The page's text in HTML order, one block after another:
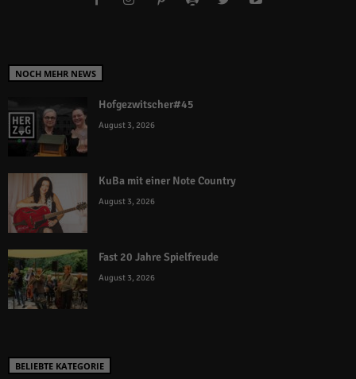
NOCH MEHR NEWS
Hofgezwitscher#45
August 3, 2026
KuBa mit einer Note Country
August 3, 2026
Fast 20 Jahre Spielfreude
August 3, 2026
BELIEBTE KATEGORIE